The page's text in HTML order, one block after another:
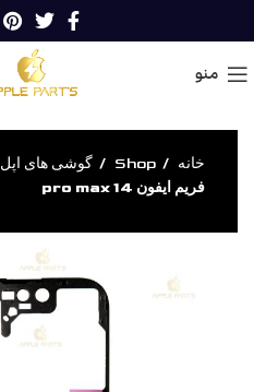
منو
خانه Shop گوشی های اپل
فریم ایفون 14 pro max